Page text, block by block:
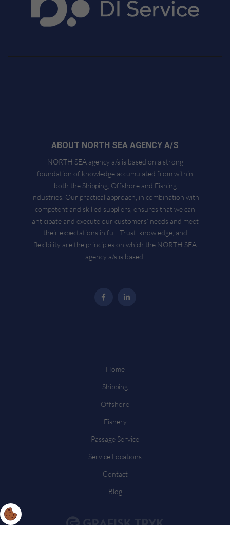
ABOUT NORTH SEA AGENCY A/S
NORTH SEA agency a/s is based on a strong
foundation of knowledge accumulated from within
both the Shipping, Offshore and Fishing
industries. Our practical approach, in combination with
competent and skilled suppliers, ensures that we can
anticipate and execute our customers’ needs and meet
their expectations in full. Trust, knowledge, and
flexibility are the principles on which the NORTH SEA
agency a/s is based.
Home
Shipping
Offshore
Fishery
Passage Service
Service Locations
Contact
Blog